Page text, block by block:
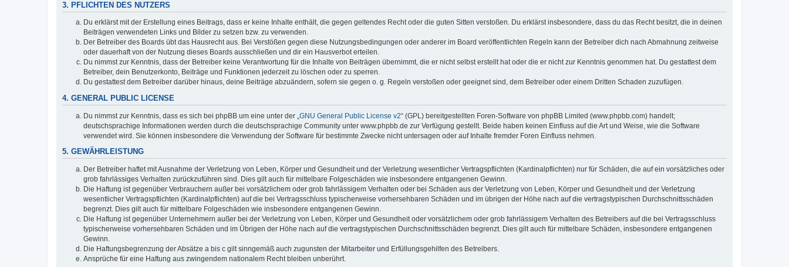
3. PFLICHTEN DES NUTZERS
Du erklärst mit der Erstellung eines Beitrags, dass er keine Inhalte enthält, die gegen geltendes Recht oder die guten Sitten verstoßen. Du erklärst insbesondere, dass du das Recht besitzt, die in deinen
Beiträgen verwendeten Links und Bilder zu setzen bzw. zu verwenden.
Der Betreiber des Boards übt das Hausrecht aus. Bei Verstößen gegen diese Nutzungsbedingungen oder anderer im Board veröffentlichten Regeln kann der Betreiber dich nach Abmahnung zeitweise
oder dauerhaft von der Nutzung dieses Boards ausschließen und dir ein Hausverbot erteilen.
Du nimmst zur Kenntnis, dass der Betreiber keine Verantwortung für die Inhalte von Beiträgen übernimmt, die er nicht selbst erstellt hat oder die er nicht zur Kenntnis genommen hat. Du gestattest dem
Betreiber, dein Benutzerkonto, Beiträge und Funktionen jederzeit zu löschen oder zu sperren.
Du gestattest dem Betreiber darüber hinaus, deine Beiträge abzuändern, sofern sie gegen o. g. Regeln verstoßen oder geeignet sind, dem Betreiber oder einem Dritten Schaden zuzufügen.
4. GENERAL PUBLIC LICENSE
Du nimmst zur Kenntnis, dass es sich bei phpBB um eine unter der „ GNU General Public License v2“ (GPL) bereitgestellten Foren-Software von phpBB Limited (www.phpbb.com) handelt;
deutschsprachige Informationen werden durch die deutschsprachige Community unter www.phpbb.de zur Verfügung gestellt. Beide haben keinen Einfluss auf die Art und Weise, wie die Software
verwendet wird. Sie können insbesondere die Verwendung der Software für bestimmte Zwecke nicht untersagen oder auf Inhalte fremder Foren Einfluss nehmen.
5. GEWÄHRLEISTUNG
Der Betreiber haftet mit Ausnahme der Verletzung von Leben, Körper und Gesundheit und der Verletzung wesentlicher Vertragspflichten (Kardinalpflichten) nur für Schäden, die auf ein vorsätzliches oder
grob fahrlässiges Verhalten zurückzuführen sind. Dies gilt auch für mittelbare Folgeschäden wie insbesondere entgangenen Gewinn.
Die Haftung ist gegenüber Verbrauchern außer bei vorsätzlichem oder grob fahrlässigem Verhalten oder bei Schäden aus der Verletzung von Leben, Körper und Gesundheit und der Verletzung
wesentlicher Vertragspflichten (Kardinalpflichten) auf die bei Vertragsschluss typischerweise vorhersehbaren Schäden und im übrigen der Höhe nach auf die vertragstypischen Durchschnittsschäden
begrenzt. Dies gilt auch für mittelbare Folgeschäden wie insbesondere entgangenen Gewinn.
Die Haftung ist gegenüber Unternehmern außer bei der Verletzung von Leben, Körper und Gesundheit oder vorsätzlichem oder grob fahrlässigem Verhalten des Betreibers auf die bei Vertragsschluss
typischerweise vorhersehbaren Schäden und im Übrigen der Höhe nach auf die vertragstypischen Durchschnittsschäden begrenzt. Dies gilt auch für mittelbare Schäden, insbesondere entgangenen
Gewinn.
Die Haftungsbegrenzung der Absätze a bis c gilt sinngemäß auch zugunsten der Mitarbeiter und Erfüllungsgehilfen des Betreibers.
Ansprüche für eine Haftung aus zwingendem nationalem Recht bleiben unberührt.